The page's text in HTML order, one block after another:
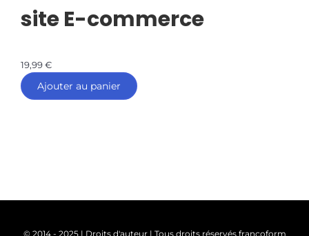
site E-commerce
19,99€
Ajouter au panier
© 2014 - 2025 | Droits d'auteur | Tous droits réservés francoform